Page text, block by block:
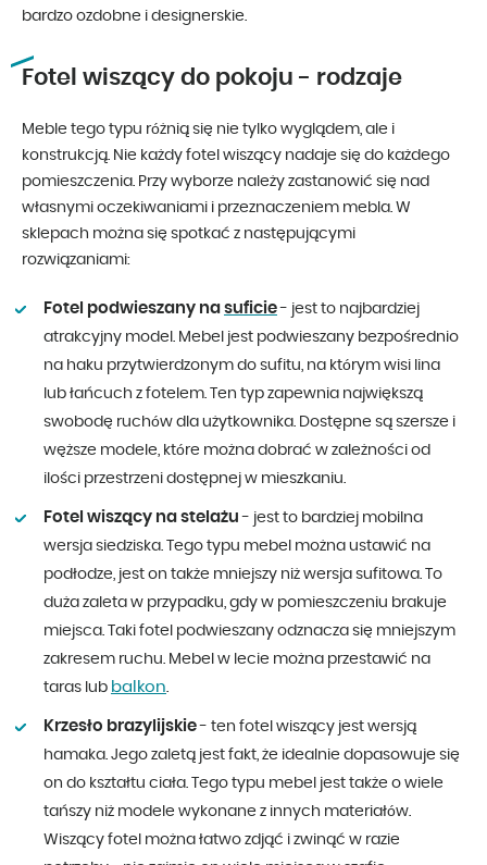
bardzo ozdobne i designerskie.
Fotel wiszący do pokoju - rodzaje
Meble tego typu różnią się nie tylko wyglądem, ale i
konstrukcją. Nie każdy fotel wiszący nadaje się do każdego
pomieszczenia. Przy wyborze należy zastanowić się nad
własnymi oczekiwaniami i przeznaczeniem mebla. W
sklepach można się spotkać z następującymi
rozwiązaniami:
Fotel podwieszany na suficie- jest to najbardziej
atrakcyjny model. Mebel jest podwieszany bezpośrednio
na haku przytwierdzonym do sufitu, na którym wisi lina
lub łańcuch z fotelem. Ten typ zapewnia największą
swobodę ruchów dla użytkownika. Dostępne są szersze i
węższe modele, które można dobrać w zależności od
ilości przestrzeni dostępnej w mieszkaniu.
Fotel wiszący na stelażu - jest to bardziej mobilna
wersja siedziska. Tego typu mebel można ustawić na
podłodze, jest on także mniejszy niż wersja sufitowa. To
duża zaleta w przypadku, gdy w pomieszczeniu brakuje
miejsca. Taki fotel podwieszany odznacza się mniejszym
zakresem ruchu. Mebel w lecie można przestawić na
taras lub balkon.
Krzesło brazylijskie- ten fotel wiszący jest wersją
hamaka. Jego zaletą jest fakt, że idealnie dopasowuje się
on do kształtu ciała. Tego typu mebel jest także o wiele
tańszy niż modele wykonane z innych materiałów.
Wiszący fotel można łatwo zdjąć i zwinąć w razie